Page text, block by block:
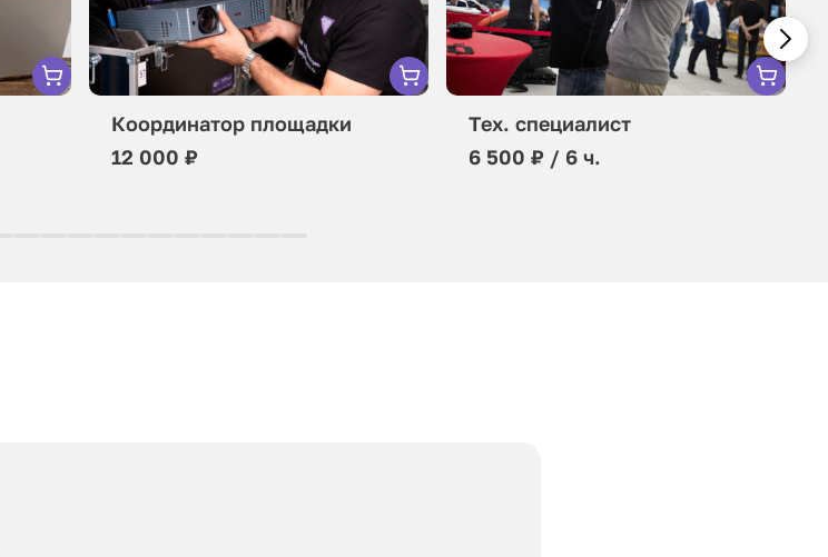
Координатор площадки
12 000 ₽
Тех. специалист
6 500 ₽ / 6 ч.